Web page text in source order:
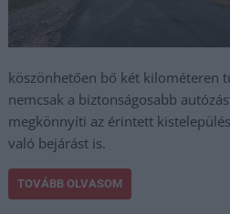
köszönhetően bő két kilométeren
nemcsak a biztonságosabb
megkönnyíti az érintett
való bejárást is.
TOVÁBB OLVASOM